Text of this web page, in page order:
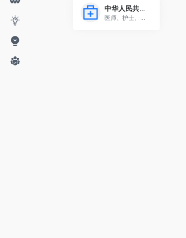
中华人民共和国国家卫生健康委员会
医师、护士、医疗机构公示查询